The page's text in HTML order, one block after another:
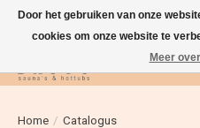
Home / Catalogus
Door het gebruiken van onze
cookies om onze website te
Meer